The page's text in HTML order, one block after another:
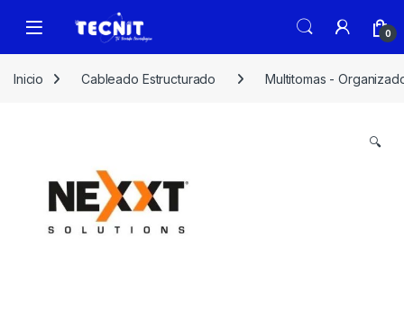
0
Inicio Cableado Estructurado Multitomas -
🔍